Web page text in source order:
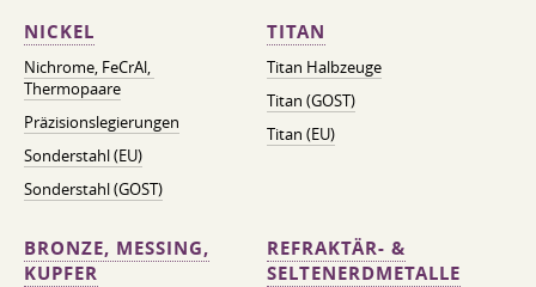
NICKEL
Nichrome, FeСrAl, ​​
Thermopaare
Präzisionslegierungen
Sonderstahl (EU)
Sonderstahl (GOST)
TITAN
Titan Halbzeuge
Titan (GOST)
Titan (EU)
BRONZE, MESSING,
KUPFER
REFRAKTÄR- &
SELTENERDMETALLE